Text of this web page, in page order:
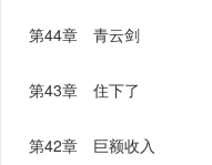
第44章 青云剑
第43章 住下了
第42章 巨额收入